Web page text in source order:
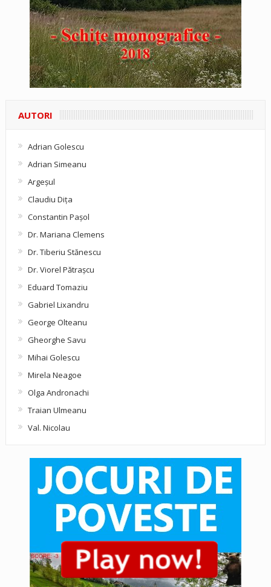
AUTORI
Adrian Golescu
Adrian Simeanu
Argeşul
Claudiu Diţa
Constantin Pașol
Dr. Mariana Clemens
Dr. Tiberiu Stănescu
Dr. Viorel Pătraşcu
Eduard Tomaziu
Gabriel Lixandru
George Olteanu
Gheorghe Savu
Mihai Golescu
Mirela Neagoe
Olga Andronachi
Traian Ulmeanu
Val. Nicolau